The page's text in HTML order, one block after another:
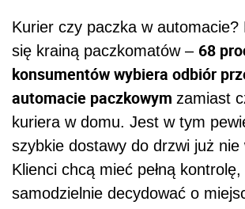
Kurier czy paczka w automacie?
się krainą paczkomatów – 68
konsumentów wybiera odbiór
automacie paczkowym zamiast
kuriera w domu. Jest w tym
szybkie dostawy do drzwi już nie
Klienci chcą mieć pełną
samodzielnie decydować o